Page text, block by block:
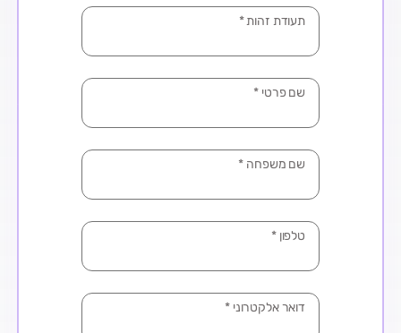
תעודת זהות*
שם פרטי *
שם משפחה *
טלפון*
דואר אלקטרוני*